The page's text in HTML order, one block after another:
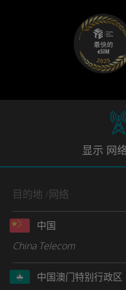
显示 网
目的地 /网络
中国
China Telecom
中国澳门特别行政区